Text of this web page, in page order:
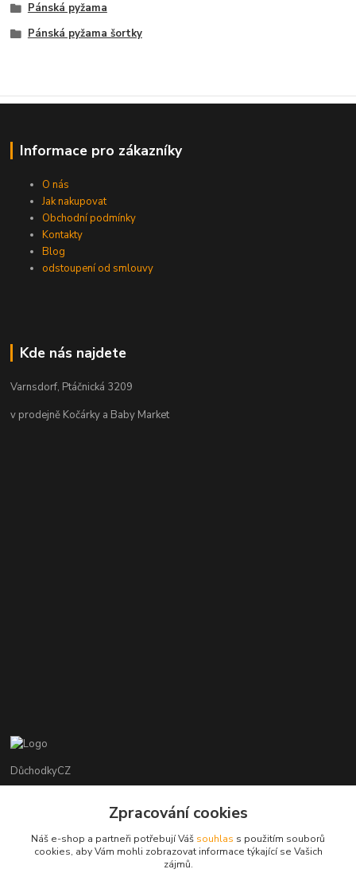
Pánská pyžama
Pánská pyžama šortky
Informace pro zákazníky
O nás
Jak nakupovat
Obchodní podmínky
Kontakty
Blog
odstoupení od smlouvy
Kde nás najdete
Varnsdorf, Ptáčnická 3209
v prodejně Kočárky a Baby Market
DůchodkyCZ
+420 412384749
objednavky@duchodky.cz
Zpracování cookies
Náš e-shop a partneři potřebují Váš souhlas s použitím souborů
cookies, aby Vám mohli zobrazovat informace týkající se Vašich
zájmů.